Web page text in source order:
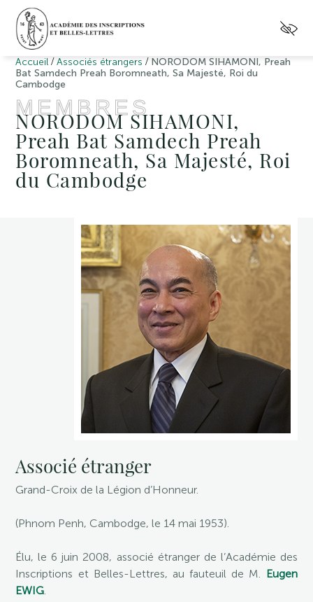
Accueil /Associés étrangers / NORODOM SIHAMONI, Preah
Bat Samdech Preah Boromneath, Sa Majesté, Roi du
Cambodge
MEMBRES
NORODOM SIHAMONI,
Preah Bat Samdech Preah
Boromneath, Sa Majesté, Roi
du Cambodge
Associé étranger
Grand-Croix de la Légion d’Honneur.
(Phnom Penh, Cambodge, le 14 mai 1953).
Élu, le 6 juin 2008, associé étranger de l’Académie des
Inscriptions et Belles-Lettres, au fauteuil de M. Eugen
EWIG.